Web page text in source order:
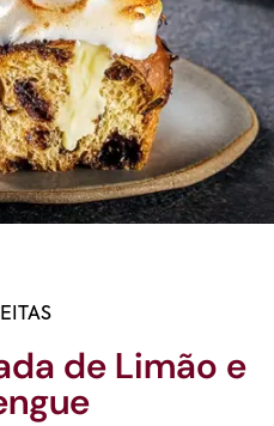
de Limão e